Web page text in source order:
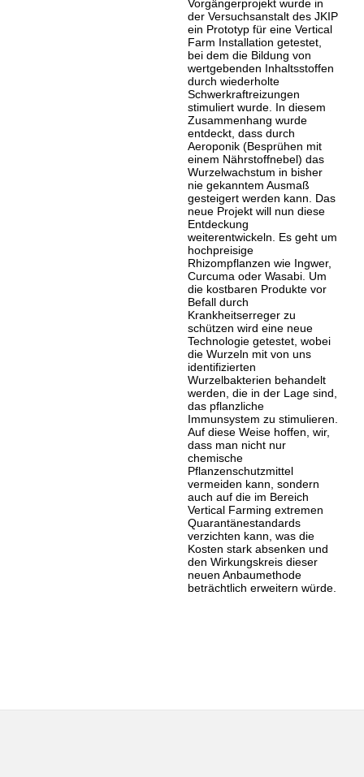
Vorgängerprojekt wurde in
der Versuchsanstalt des JKIP
ein Prototyp für eine Vertical
Farm Installation getestet,
bei dem die Bildung von
wertgebenden Inhaltsstoffen
durch wiederholte
Schwerkraftreizungen
stimuliert wurde. In diesem
Zusammenhang wurde
entdeckt, dass durch
Aeroponik (Besprühen mit
einem Nährstoffnebel) das
Wurzelwachstum in bisher
nie gekanntem Ausmaß
gesteigert werden kann. Das
neue Projekt will nun diese
Entdeckung
weiterentwickeln. Es geht um
hochpreisige
Rhizompflanzen wie Ingwer,
Curcuma oder Wasabi. Um
die kostbaren Produkte vor
Befall durch
Krankheitserreger zu
schützen wird eine neue
Technologie getestet, wobei
die Wurzeln mit von uns
identifizierten
Wurzelbakterien behandelt
werden, die in der Lage sind,
das pflanzliche
Immunsystem zu stimulieren.
Auf diese Weise hoffen, wir,
dass man nicht nur
chemische
Pflanzenschutzmittel
vermeiden kann, sondern
auch auf die im Bereich
Vertical Farming extremen
Quarantänestandards
verzichten kann, was die
Kosten stark absenken und
den Wirkungskreis dieser
neuen Anbaumethode
beträchtlich erweitern würde.